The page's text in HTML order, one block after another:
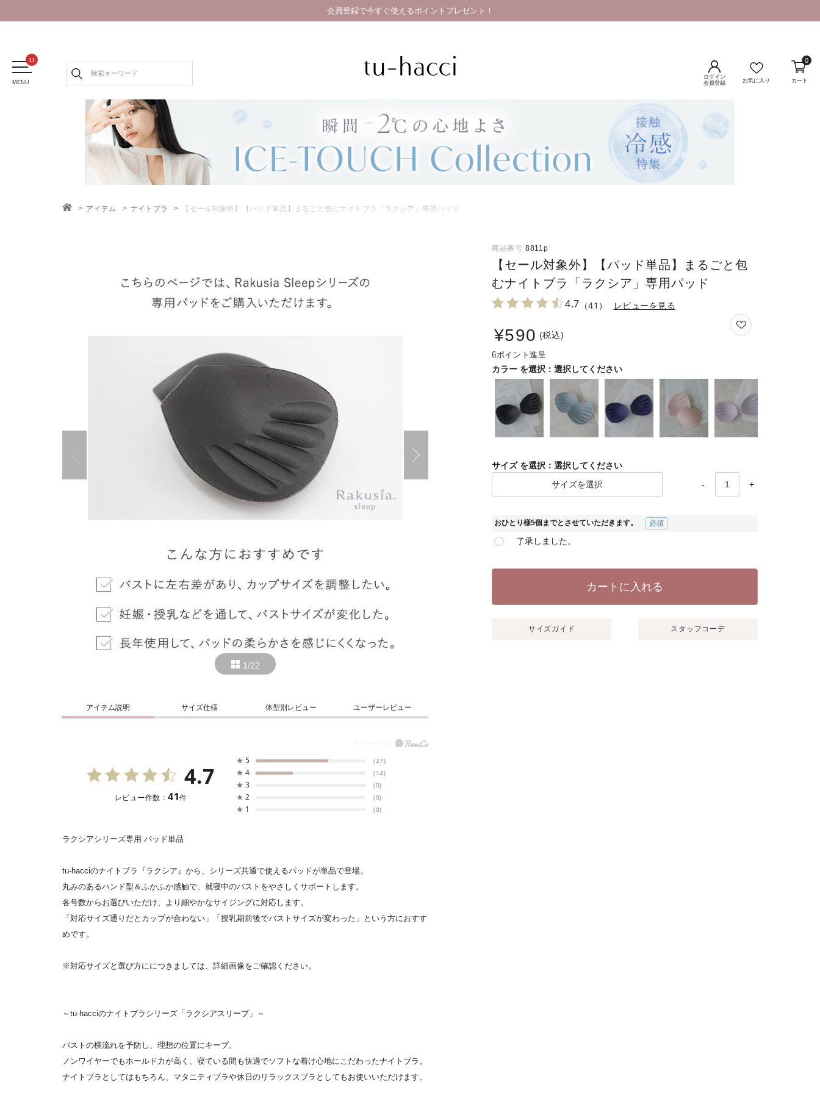
会員登録で今すぐ使えるポイントプレゼント！
MENU
ログイン
会員登録
お気に入り カート
0
アイテム ナイトブラ 【セール対象外】【パッド単品】まるごと包むナイトブラ「ラクシア」専用パッド
1/22
商品番号 8811p
【セール対象外】【パッド単品】まるごと包
むナイトブラ「ラクシア」専用パッド
4.7 （41） レビューを見る
¥590 税込
6
カラー 選択してください
サイズ
選択してください
-
+
おひとり様5個までとさせていただきます。
了承しました。
カートに入れる
サイズガイド スタッフコーデ
アイテム説明 サイズ仕様 体型別レビュー ユーザーレビュー
4.7
レビュー件数： 41件
★ 5 (27)
★ 4 (14)
★ 3 (0)
★ 2 (0)
★ 1 (0)
ラクシアシリーズ専用 パッド単品
tu-hacciのナイトブラ『ラクシア』から、シリーズ共通で使えるパッドが単品で登場。
丸みのあるハンド型＆ふかふか感触で、就寝中のバストをやさしくサポートします。
各号数からお選びいただけ、より細やかなサイジングに対応します。
「対応サイズ通りだとカップが合わない」「授乳期前後でバストサイズが変わった」という方におすす
めです。
※対応サイズと選び方ににつきましては、詳細画像をご確認ください。
～tu-hacciのナイトブラシリーズ「ラクシアスリープ」～
バストの横流れを予防し、理想の位置にキープ。
ノンワイヤーでもホールド力が高く、寝ている間も快適でソフトな着け心地にこだわったナイトブラ。
ナイトブラとしてはもちろん、マタニティブラや休日のリラックスブラとしてもお使いいただけます。